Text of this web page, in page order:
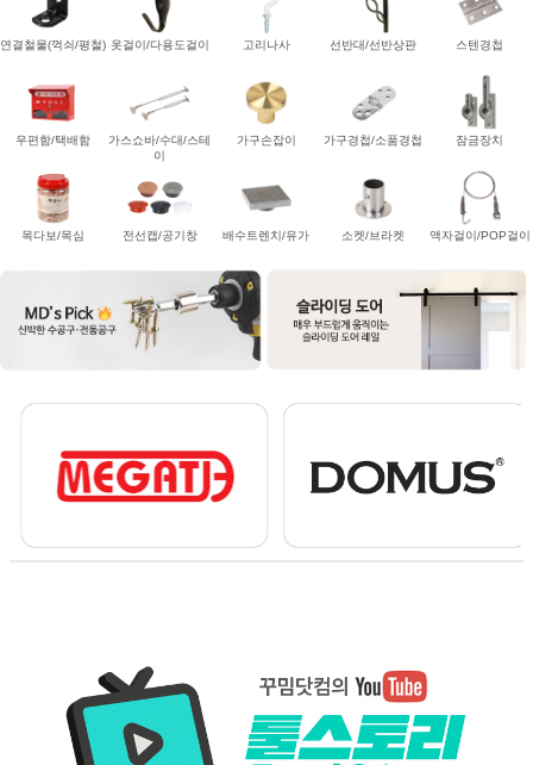
연결철물(꺽쇠/평철) 옷걸이/다용도걸이 고리나사 선반대/선반상판 스텐경첩
우편함/택배함
가스쇼바/수대/스테
이
가구손잡이 가구경첩/소품경첩 잠금장치
목다보/목심 전선캡/공기창 배수트렌치/유가 소켓/브라켓 액자걸이/POP걸이